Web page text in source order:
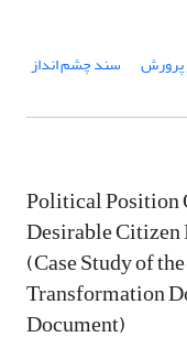
پرورش سند چشم انداز
Political Position
Desirable
(Case Study of
Transformation
Document)